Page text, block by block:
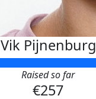
Vik Pijnenburg
Raised so far
€257